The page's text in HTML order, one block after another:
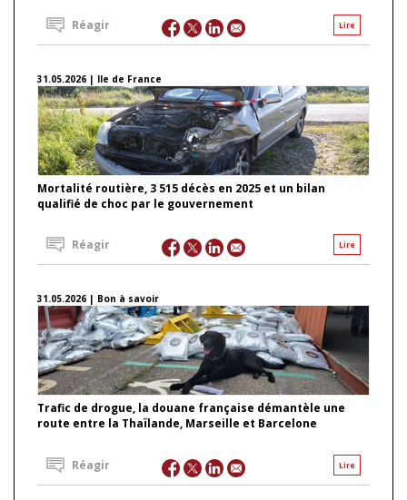
Lire
Réagir
31.05.2026 | Ile de France
Mortalité routière, 3 515 décès en 2025 et un bilan
qualifié de choc par le gouvernement
Lire
Réagir
31.05.2026 | Bon à savoir
Trafic de drogue, la douane française démantèle une
route entre la Thaïlande, Marseille et Barcelone
Lire
Réagir